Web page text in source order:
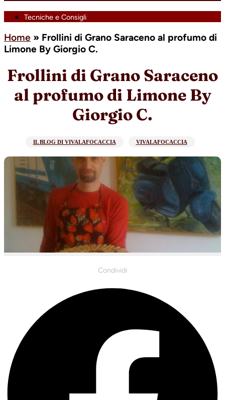
Tecniche e Consigli
Home » Frollini di Grano Saraceno al profumo di
Limone By Giorgio C.
Frollini di Grano Saraceno
al profumo di Limone By
Giorgio C.
IL BLOG DI VIVALAFOCACCIA VIVALAFOCACCIA
Condividi